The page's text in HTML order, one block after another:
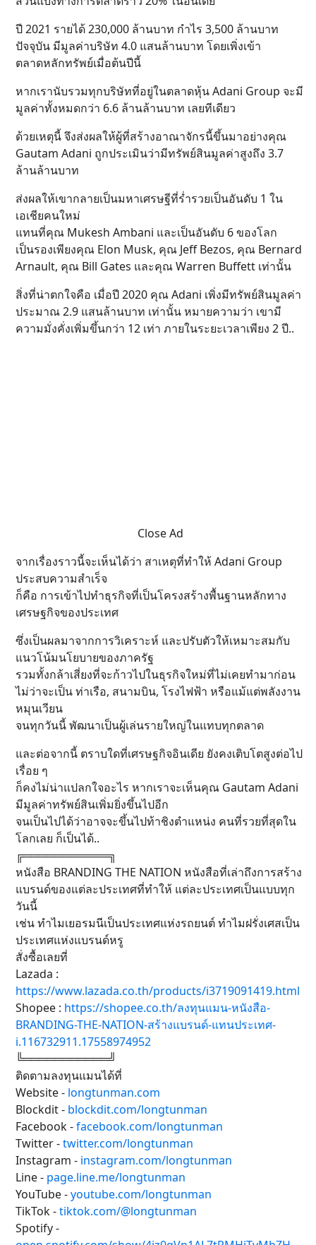
ปี 2021 รายได้ 230,000 ล้านบาท กำไร 3,500 ล้านบาท
ปัจจุบัน มีมูลค่าบริษัท 4.0 แสนล้านบาท โดยเพิ่งเข้า
ตลาดหลักทรัพย์เมื่อต้นปีนี้
หากเรานับรวมทุกบริษัทที่อยู่ในตลาดหุ้น Adani Group จะมี
มูลค่าทั้งหมดกว่า 6.6 ล้านล้านบาท เลยทีเดียว
ด้วยเหตุนี้ จึงส่งผลให้ผู้ที่สร้างอาณาจักรนี้ขึ้นมาอย่างคุณ
Gautam Adani ถูกประเมินว่ามีทรัพย์สินมูลค่าสูงถึง 3.7
ล้านล้านบาท
ส่งผลให้เขากลายเป็นมหาเศรษฐีที่ร่ำรวยเป็นอันดับ 1 ใน
เอเชียคนใหม่
แทนที่คุณ Mukesh Ambani และเป็นอันดับ 6 ของโลก
เป็นรองเพียงคุณ Elon Musk, คุณ Jeff Bezos, คุณ Bernard
Arnault, คุณ Bill Gates และคุณ Warren Buffett เท่านั้น
สิ่งที่น่าตกใจคือ เมื่อปี 2020 คุณ Adani เพิ่งมีทรัพย์สินมูลค่า
ประมาณ 2.9 แสนล้านบาท เท่านั้น หมายความว่า เขามี
ความมั่งคั่งเพิ่มขึ้นกว่า 12 เท่า ภายในระยะเวลาเพียง 2 ปี..
Close Ad
จากเรื่องราวนี้จะเห็นได้ว่า สาเหตุที่ทำให้ Adani Group
ประสบความสำเร็จ
ก็คือ การเข้าไปทำธุรกิจที่เป็นโครงสร้างพื้นฐานหลักทาง
เศรษฐกิจของประเทศ
ซึ่งเป็นผลมาจากการวิเคราะห์ และปรับตัวให้เหมาะสมกับ
แนวโน้มนโยบายของภาครัฐ
รวมทั้งกล้าเสี่ยงที่จะก้าวไปในธุรกิจใหม่ที่ไม่เคยทำมาก่อน
ไม่ว่าจะเป็น ท่าเรือ, สนามบิน, โรงไฟฟ้า หรือแม้แต่พลังงาน
หมุนเวียน
จนทุกวันนี้ พัฒนาเป็นผู้เล่นรายใหญ่ในแทบทุกตลาด
และต่อจากนี้ ตราบใดที่เศรษฐกิจอินเดีย ยังคงเติบโตสูงต่อไป
เรื่อย ๆ
ก็คงไม่น่าแปลกใจอะไร หากเราจะเห็นคุณ Gautam Adani
มีมูลค่าทรัพย์สินเพิ่มยิ่งขึ้นไปอีก
จนเป็นไปได้ว่าอาจจะขึ้นไปท้าชิงตำแหน่ง คนที่รวยที่สุดใน
โลกเลย ก็เป็นได้..
╔═══════════╗
หนังสือ BRANDING THE NATION หนังสือที่เล่าถึงการสร้าง
แบรนด์ของแต่ละประเทศที่ทำให้ แต่ละประเทศเป็นแบบทุก
วันนี้
เช่น ทำไมเยอรมนีเป็นประเทศแห่งรถยนต์ ทำไมฝรั่งเศสเป็น
ประเทศแห่งแบรนด์หรู
สั่งซื้อเลยที่
Lazada :
https://www.lazada.co.th/products/i3719091419.html
Shopee : https://shopee.co.th/ลงทุนแมน-หนังสือ-
BRANDING-THE-NATION-สร้างแบรนด์-แทนประเทศ-
i.116732911.17558974952
╚═══════════╝
ติดตามลงทุนแมนได้ที่
Website - longtunman.com
Blockdit - blockdit.com/longtunman
Facebook -facebook.com/longtunman
Twitter -twitter.com/longtunman
Instagram - instagram.com/longtunman
Line - page.line.me/longtunman
YouTube -youtube.com/longtunman
TikTok -tiktok.com/@longtunman
Spotify -